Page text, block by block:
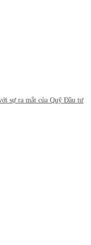
sự ra mắt của Quỹ Đầu tư